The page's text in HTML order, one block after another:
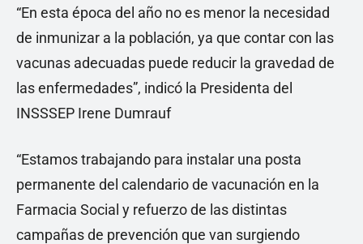
“En esta época del año no es menor la necesidad
de inmunizar a la población, ya que contar con las
vacunas adecuadas puede reducir la gravedad de
las enfermedades”, indicó la Presidenta del
INSSSEP Irene Dumrauf
“Estamos trabajando para instalar una posta
permanente del calendario de vacunación en la
Farmacia Social y refuerzo de las distintas
campañas de prevención que van surgiendo